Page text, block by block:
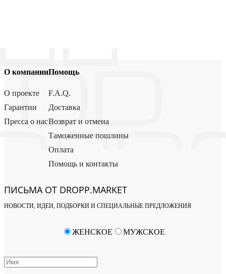
О компании
О проекте
Гарантии
Пресса о нас
Помощь
F.A.Q.
Доставка
Возврат и отмена
Таможенные пошлины
Оплата
Помощь и контакты
ПИСЬМА ОТ DROPP.MARKET
НОВОСТИ, ИДЕИ, ПОДБОРКИ И СПЕЦИАЛЬНЫЕ ПРЕДЛОЖЕНИЯ
ЖЕНСКОЕ МУЖСКОЕ